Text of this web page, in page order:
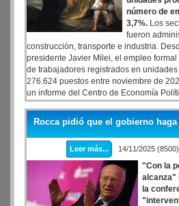
número de
3,7%. Los
fueron
construcción, transporte e industria.
presidente Javier Milei, el empleo
de trabajadores registrados en
276.624 puestos entre noviembre de
un informe del Centro de Economía
este modo, desde la asunción del
formal cayó 2,81%, lo que equivale a
por día, pasando de 9.857.173 a
los sectores más afectados
Rocca pidió que el gobierno
Leer más... 14/11/2025
"Con la
alcanza"
la